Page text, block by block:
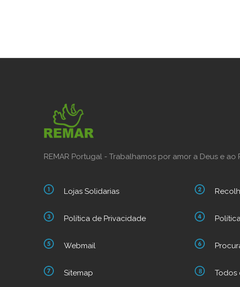
REMAR Portugal - Trabalhamos por amor a Deus e ao
Lojas Solidarias
Política de Privacidade
Webmail
Sitemap Todos